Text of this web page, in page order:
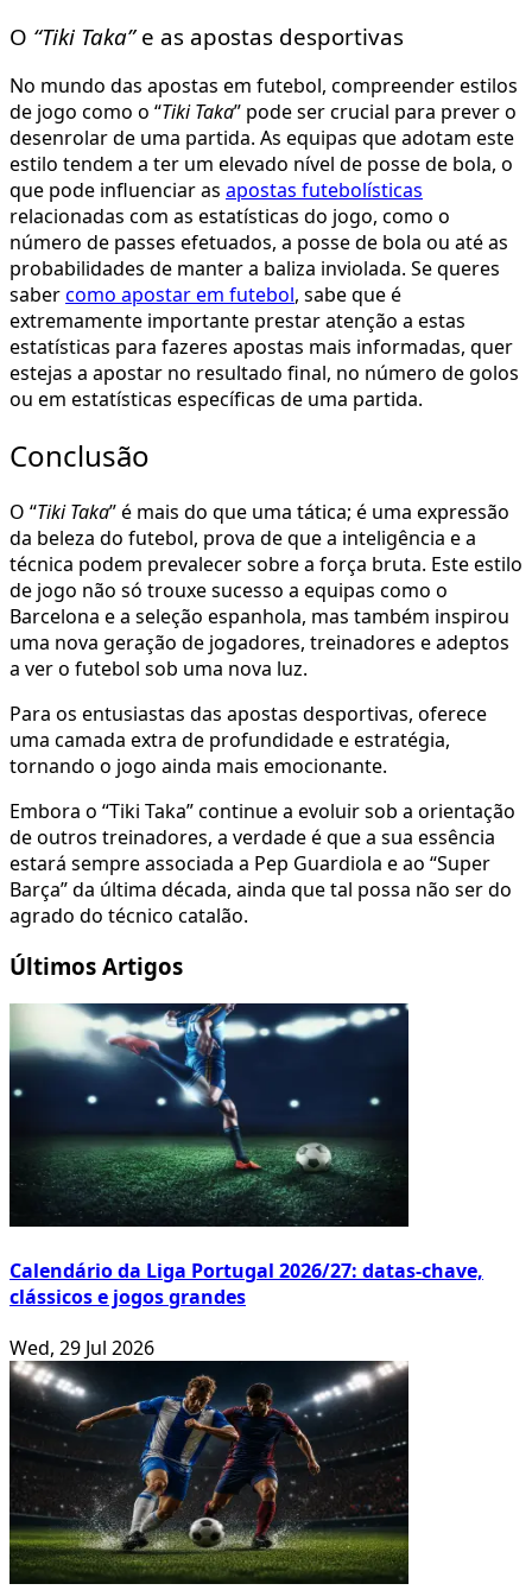
O “Tiki Taka”e as apostas desportivas
No mundo das apostas em futebol, compreender estilos
de jogo como o “Tiki Taka” pode ser crucial para prever o
desenrolar de uma partida. As equipas que adotam este
estilo tendem a ter um elevado nível de posse de bola, o
que pode influenciar as apostas futebolísticas
relacionadas com as estatísticas do jogo, como o
número de passes efetuados, a posse de bola ou até as
probabilidades de manter a baliza inviolada. Se queres
sabercomo apostar em futebol, sabe que é
extremamente importante prestar atenção a estas
estatísticas para fazeres apostas mais informadas, quer
estejas a apostar no resultado final, no número de golos
ou em estatísticas específicas de uma partida.
Conclusão
O “Tiki Taka” é mais do que uma tática; é uma expressão
da beleza do futebol, prova de que a inteligência e a
técnica podem prevalecer sobre a força bruta. Este estilo
de jogo não só trouxe sucesso a equipas como o
Barcelona e a seleção espanhola, mas também inspirou
uma nova geração de jogadores, treinadores e adeptos
a ver o futebol sob uma nova luz.
Para os entusiastas das apostas desportivas, oferece
uma camada extra de profundidade e estratégia,
tornando o jogo ainda mais emocionante.
Embora o “Tiki Taka” continue a evoluir sob a orientação
de outros treinadores, a verdade é que a sua essência
estará sempre associada a Pep Guardiola e ao “Super
Barça” da última década, ainda que tal possa não ser do
agrado do técnico catalão.
Últimos Artigos
Calendário da Liga Portugal 2026/27: datas-chave,
clássicos e jogos grandes
Wed, 29 Jul 2026